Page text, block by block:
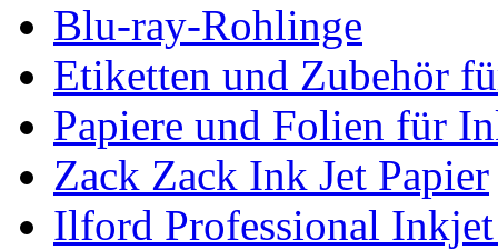
Blu-ray-Rohlinge
Etiketten und Zubehör
Papiere und Folien für
Zack Zack Ink Jet Papier
Ilford Professional Inkjet